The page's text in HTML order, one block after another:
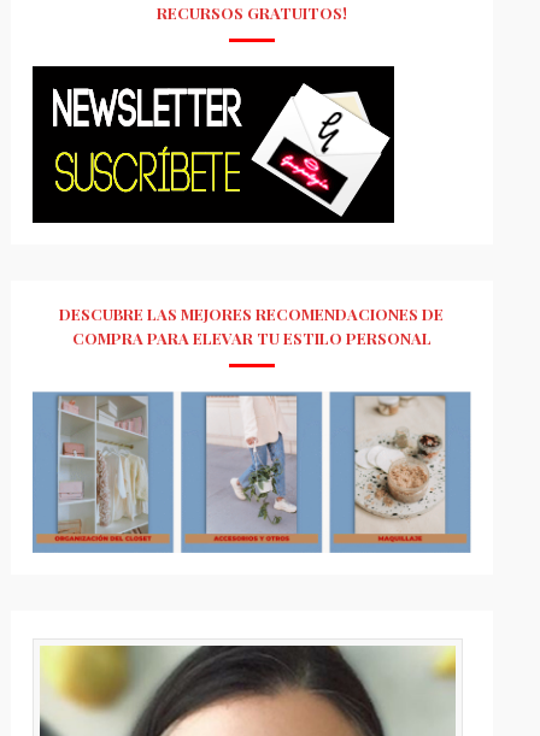
RECURSOS GRATUITOS!
DESCUBRE LAS MEJORES RECOMENDACIONES DE
COMPRA PARA ELEVAR TU ESTILO PERSONAL